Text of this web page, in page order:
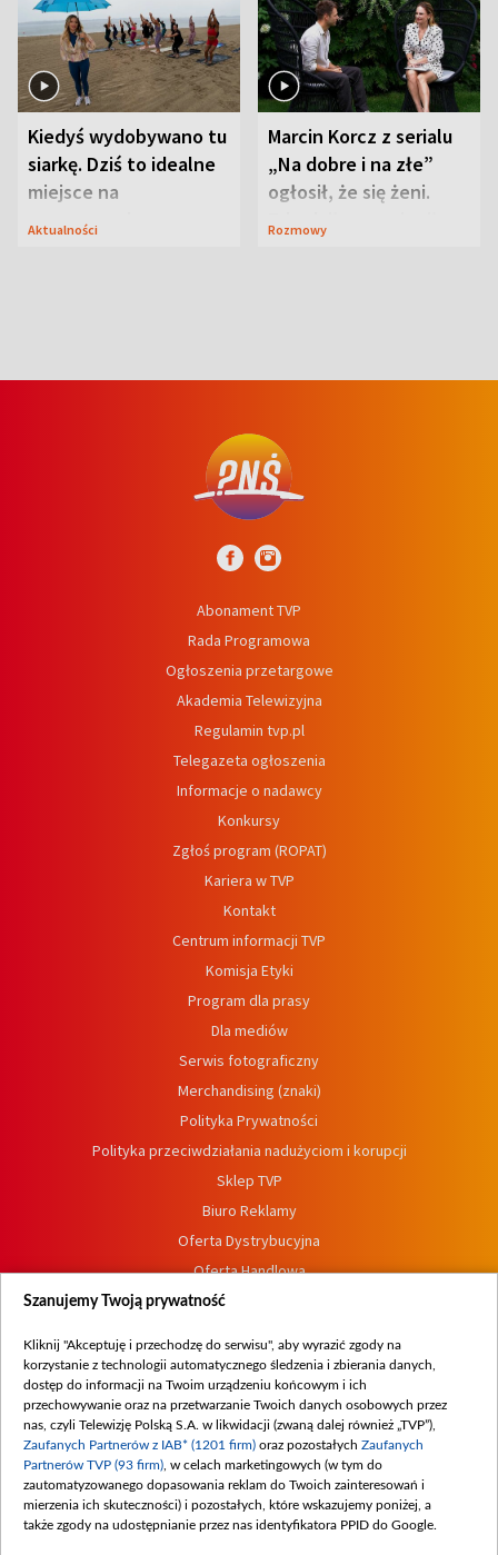
Kiedyś wydobywano tu
siarkę. Dziś to idealne
miejsce na
wypoczynek
Aktualności
Marcin Korcz z serialu
„Na dobre i na złe”
ogłosił, że się żeni.
Zdradził, co zmienił
Rozmowy
Abonament TVP
Rada Programowa
Ogłoszenia przetargowe
Akademia Telewizyjna
Regulamin tvp.pl
Telegazeta ogłoszenia
Informacje o nadawcy
Konkursy
Zgłoś program (ROPAT)
Kariera w TVP
Kontakt
Centrum informacji TVP
Komisja Etyki
Program dla prasy
Dla mediów
Serwis fotograficzny
Merchandising (znaki)
Polityka Prywatności
Polityka przeciwdziałania nadużyciom i korupcji
Sklep TVP
Biuro Reklamy
Oferta Dystrybucyjna
Oferta Handlowa
Dostępność
Procedura zgłoszeń wewnętrznych
Szanujemy Twoją prywatność
Kliknij "Akceptuję i przechodzę do serwisu", aby wyrazić zgody na
korzystanie z technologii automatycznego śledzenia i zbierania danych,
dostęp do informacji na Twoim urządzeniu końcowym i ich
przechowywanie oraz na przetwarzanie Twoich danych osobowych przez
nas, czyli Telewizję Polską S.A. w likwidacji (zwaną dalej również „TVP”),
Zaufanych Partnerów z IAB* (1201 firm) oraz pozostałych Zaufanych
Partnerów TVP (93 firm) , w celach marketingowych (w tym do
zautomatyzowanego dopasowania reklam do Twoich zainteresowań i
mierzenia ich skuteczności) i pozostałych, które wskazujemy poniżej, a
także zgody na udostępnianie przez nas identyfikatora PPID do Google.